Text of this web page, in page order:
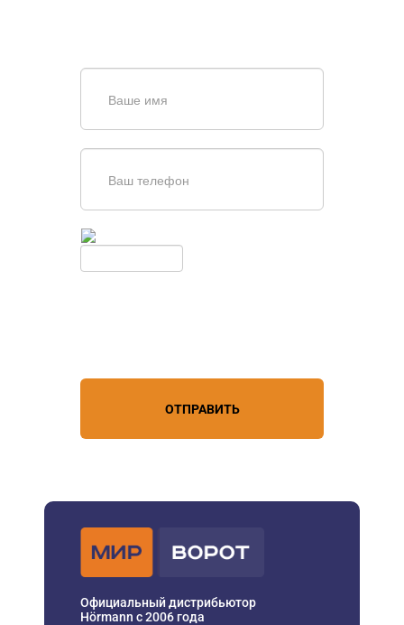
ОТПРАВИТЬ
Официальный дистрибьютор
Hörmann с 2006 года